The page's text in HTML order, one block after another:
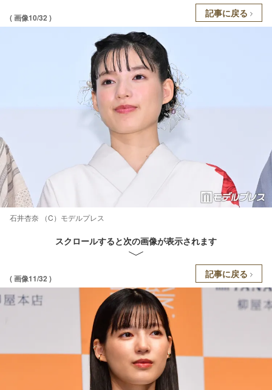
( 画像10/32 ) 記事に戻る
石井杏奈 （C）モデルプレス
スクロールすると次の画像が表示されます
( 画像11/32 ) 記事に戻る